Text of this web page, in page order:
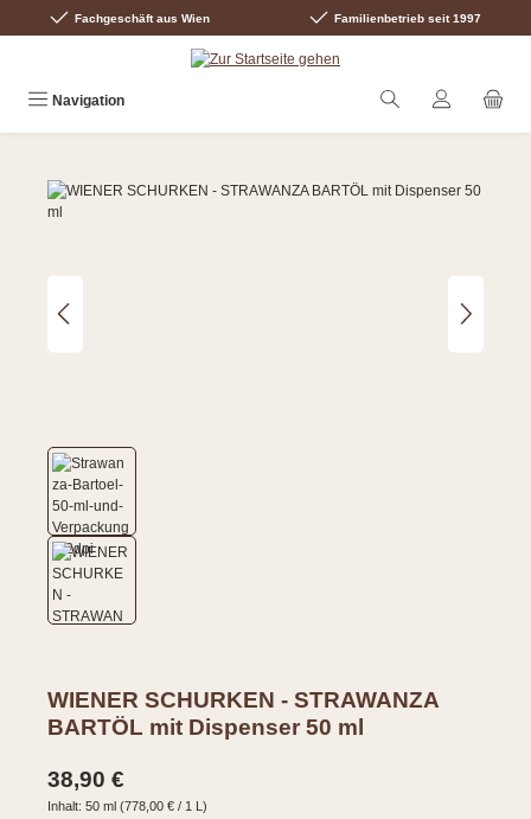
Zum Hauptinhalt springen
Fachgeschäft aus Wien Familienbetrieb seit 1997
Navigation
Bildergalerie überspringen
WIENER SCHURKEN - STRAWANZA
BARTÖL mit Dispenser 50 ml
Regulärer Preis:
38,90 €
Inhalt: 50 ml (778,00 € / 1 L)